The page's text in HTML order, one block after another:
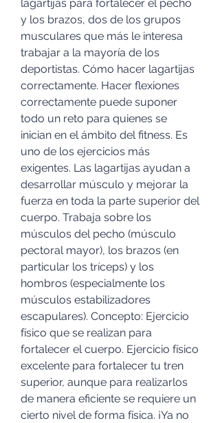
lagartijas para fortalecer el pecho
y los brazos, dos de los grupos
musculares que más le interesa
trabajar a la mayoría de los
deportistas. Cómo hacer lagartijas
correctamente. Hacer flexiones
correctamente puede suponer
todo un reto para quienes se
inician en el ámbito del fitness. Es
uno de los ejercicios más
exigentes. Las lagartijas ayudan a
desarrollar músculo y mejorar la
fuerza en toda la parte superior del
cuerpo. Trabaja sobre los
músculos del pecho (músculo
pectoral mayor), los brazos (en
particular los tríceps) y los
hombros (especialmente los
músculos estabilizadores
escapulares). Concepto: Ejercicio
físico que se realizan para
fortalecer el cuerpo. Ejercicio físico
excelente para fortalecer tu tren
superior, aunque para realizarlos
de manera eficiente se requiere un
cierto nivel de forma física. ¡Ya no